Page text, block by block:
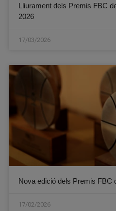
Lliurament dels Premis FBC
2026
17/03/2026
Nova edició dels Premis FBC
17/02/2026